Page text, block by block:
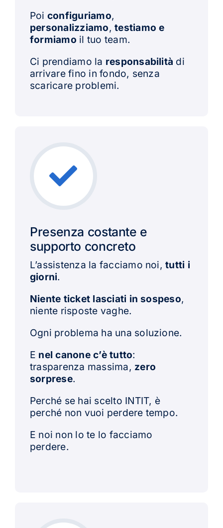
Poi configuriamo,
personalizziamo,testiamo e
formiamo il tuo team.
Ci prendiamo la responsabilità di
arrivare fino in fondo, senza
scaricare problemi.
Presenza costante e
supporto concreto
L’assistenza la facciamo noi,tutti i
giorni.
Niente ticket lasciati in sospeso,
niente risposte vaghe.
Ogni problema ha una soluzione.
E nel canone c’è tutto:
trasparenza massima, zero
sorprese.
Perché se hai scelto INTIT, è
perché non vuoi perdere tempo.
E noi non lo te lo facciamo
perdere.